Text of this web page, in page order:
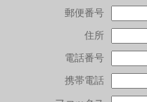
郵便番号
住所
電話番号
携帯電話